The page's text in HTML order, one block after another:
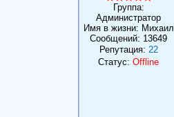
Группа:
Администратор
Имя в жизни: Михаил
Сообщений: 13649
Репутация: 22
Статус: Offline